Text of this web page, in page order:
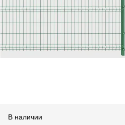
В наличии